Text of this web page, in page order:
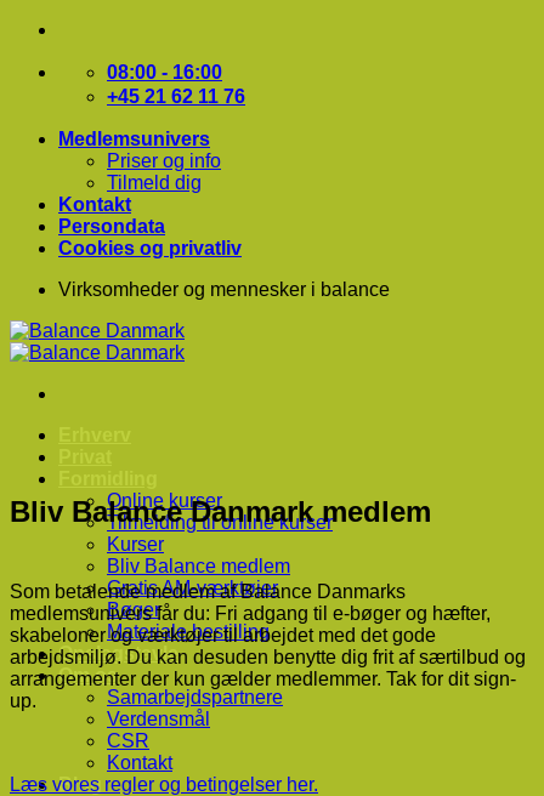
Fortsæt
indhold
08:00 - 16:00
+45 21 62 11 76
Medlemsunivers
Priser og info
Tilmeld dig
Kontakt
Persondata
Cookies og privatliv
Virksomheder og mennesker i balance
Online kurser
Tilmelding til online kurser
Kurser
Bliv Balance medlem
Gratis AM-værktøjer
Bøger
Materiale bestilling
Opslagstavle
Om os
Samarbejdspartnere
Verdensmål
CSR
Kontakt
Blog
Bliv Balance Danmark medlem
Som betalende medlem af Balance Danmarks
medlemsunivers får du: Fri adgang til e-bøger og hæfter,
skabeloner og værktøjer til arbejdet med det gode
arbejdsmiljø. Du kan desuden benytte dig frit af særtilbud og
arrangementer der kun gælder medlemmer. Tak for dit sign-
up.
Læs vores regler og betingelser her.